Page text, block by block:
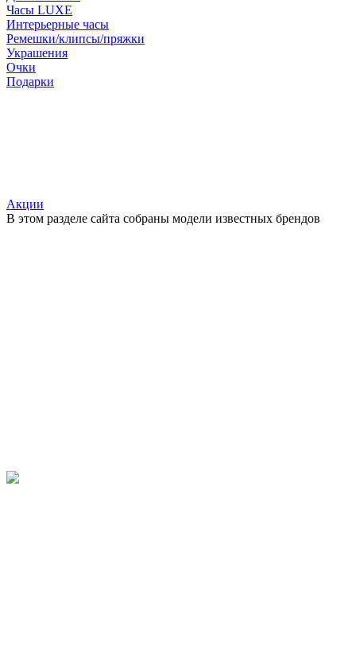
Часы LUXE
Интерьерные часы
Ремешки/клипсы/пряжки
Украшения
Очки
Подарки
Акции
В этом разделе сайта собраны модели известных брендов